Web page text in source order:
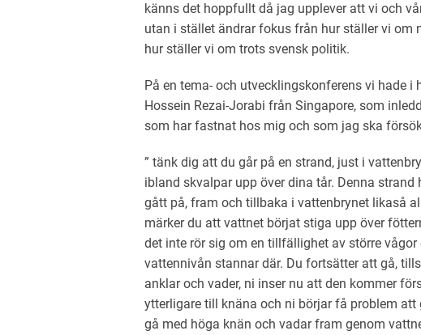
känns det hoppfullt då jag upplever att vi och
utan i stället ändrar fokus från hur ställer vi om
hur ställer vi om trots svensk politik.
På en tema- och utvecklingskonferens vi hade i
Hossein Rezai-Jorabi från Singapore, som
som har fastnat hos mig och som jag ska
” tänk dig att du går på en strand, just i
ibland skvalpar upp över dina tår. Denna
gått på, fram och tillbaka i vattenbrynet likaså
märker du att vattnet börjat stiga upp över
det inte rör sig om en tillfällighet av större
vattennivån stannar där. Du fortsätter att gå,
anklar och vader, ni inser nu att den kommer
ytterligare till knäna och ni börjar få problem att
gå med höga knän och vadar fram genom